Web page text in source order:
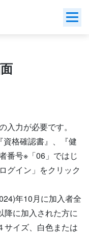
入力が必要です。
資格確認書』、『健
番号※「06」ではじ
グイン」をクリック
年10月に加入者全
降に加入された方に
サイズ、白色または